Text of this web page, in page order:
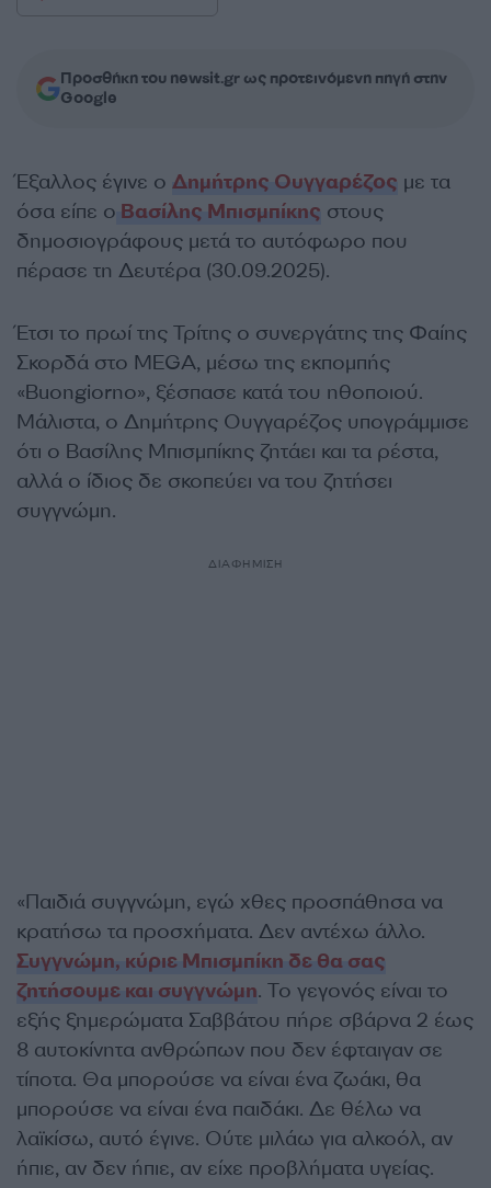
Προσθήκη του newsit.gr ως προτεινόμενη πηγή στην
Google
Έξαλλος έγινε ο Δημήτρης Ουγγαρέζος με τα
όσα είπε ο Βασίλης Μπισμπίκης στους
δημοσιογράφους μετά το αυτόφωρο που
πέρασε τη Δευτέρα (30.09.2025).
Έτσι το πρωί της Τρίτης ο συνεργάτης της Φαίης
Σκορδά στο MEGA, μέσω της εκπομπής
«Buongiorno», ξέσπασε κατά του ηθοποιού.
Μάλιστα, ο Δημήτρης Ουγγαρέζος υπογράμμισε
ότι ο Βασίλης Μπισμπίκης ζητάει και τα ρέστα,
αλλά ο ίδιος δε σκοπεύει να του ζητήσει
συγγνώμη.
ΔΙΑΦΗΜΙΣΗ
«Παιδιά συγγνώμη, εγώ χθες προσπάθησα να
κρατήσω τα προσχήματα. Δεν αντέχω άλλο.
Συγγνώμη, κύριε Μπισμπίκη δε θα σας
ζητήσουμε και συγγνώμη. Το γεγονός είναι το
εξής ξημερώματα Σαββάτου πήρε σβάρνα 2 έως
8 αυτοκίνητα ανθρώπων που δεν έφταιγαν σε
τίποτα. Θα μπορούσε να είναι ένα ζωάκι, θα
μπορούσε να είναι ένα παιδάκι. Δε θέλω να
λαϊκίσω, αυτό έγινε. Ούτε μιλάω για αλκοόλ, αν
ήπιε, αν δεν ήπιε, αν είχε προβλήματα υγείας.